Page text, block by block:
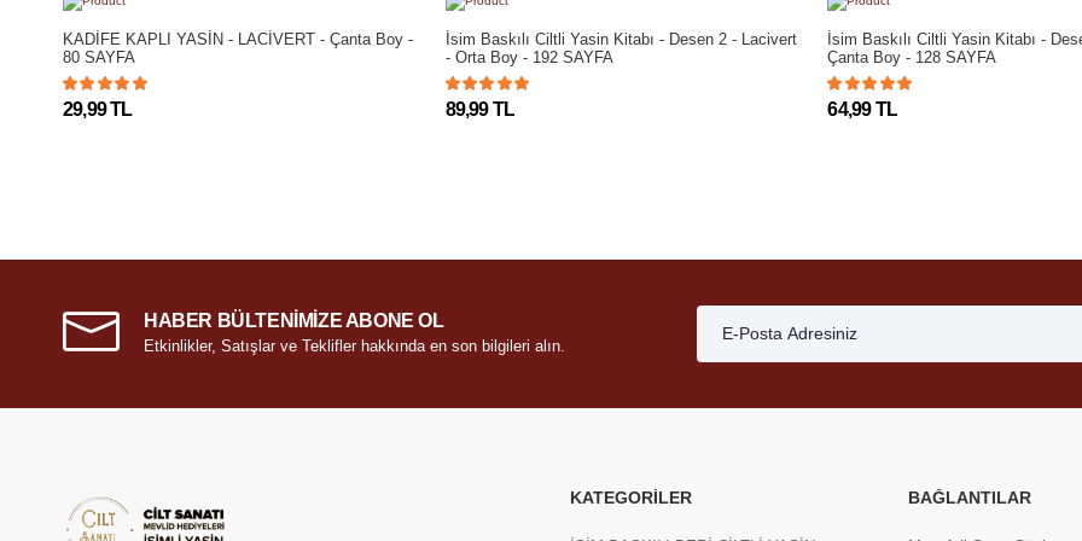
KADİFE KAPLI YASİN - LACİVERT - Çanta Boy -
80 SAYFA
29,99 TL
İsim Baskılı Ciltli Yasin Kitabı - Desen 2 - Lacivert
- Orta Boy - 192 SAYFA
89,99 TL
İsim Baskılı Ciltli Yasin Kitabı -
Çanta Boy - 128 SAYFA
64,99 TL
HABER BÜLTENİMİZE ABONE OL
Etkinlikler, Satışlar ve Teklifler hakkında en son bilgileri alın.
KATEGORILER BAĞLANTILAR